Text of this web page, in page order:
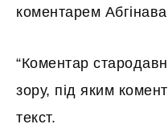
коментарем
“Коментар
зору, під яким
текст.